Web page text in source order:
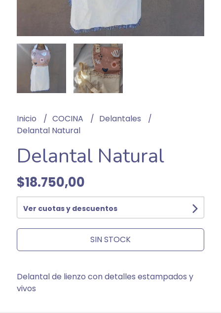
Inicio COCINA
Delantales
Delantal Natural
Delantal Natural
$18.750,00
Ver cuotas y descuentos
SIN STOCK
Delantal de lienzo con detalles estampados y
vivos